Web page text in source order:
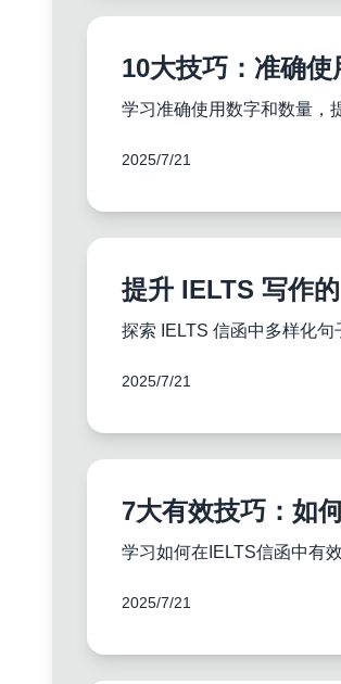
10大技巧：准确
学习准确使用数字和数量，
2025/7/21
提升 IELTS 写作
探索 IELTS 信函中多样化
2025/7/21
7大有效技巧：如
学习如何在IELTS信函中有
2025/7/21